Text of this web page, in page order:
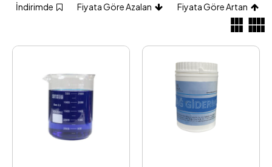
İndirimde Fiyata Göre Azalan Fiyata Göre Artan